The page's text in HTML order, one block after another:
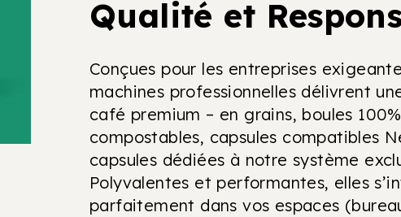
Qualité et
Conçues pour les entreprises
machines professionnelles délivrent
café premium – en grains, boules 100%
compostables, capsules compatibles
capsules dédiées à notre système
Polyvalentes et performantes, elles
parfaitement dans vos espaces